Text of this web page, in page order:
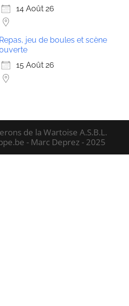
14 Août 26
Repas, jeu de boules et scène
15 Août 26
de la Wartoise A.S.B.L.
- Marc Deprez - 2025